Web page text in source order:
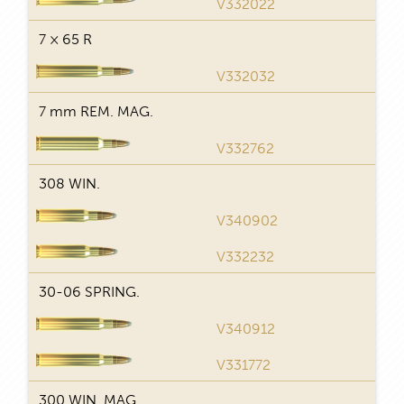
V332022
7 × 65 R
V332032
7 mm REM. MAG.
V332762
308 WIN.
V340902
V332232
30-06 SPRING.
V340912
V331772
300 WIN. MAG.